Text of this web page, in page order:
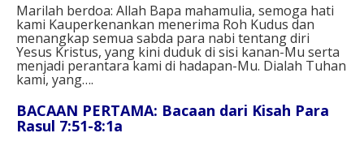
Marilah berdoa: Allah Bapa mahamulia, semoga hati
kami Kauperkenankan menerima Roh Kudus dan
menangkap semua sabda para nabi tentang diri
Yesus Kristus, yang kini duduk di sisi kanan-Mu serta
menjadi perantara kami di hadapan-Mu. Dialah Tuhan
kami, yang….⁣⁣
BACAAN PERTAMA: Bacaan dari Kisah Para
Rasul 7:51-8:1a